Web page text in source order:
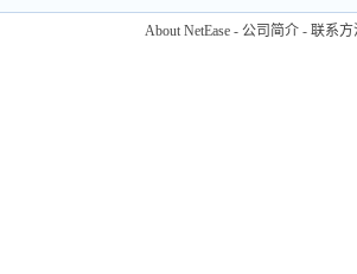
About NetEase - 公司简介 - 联系方